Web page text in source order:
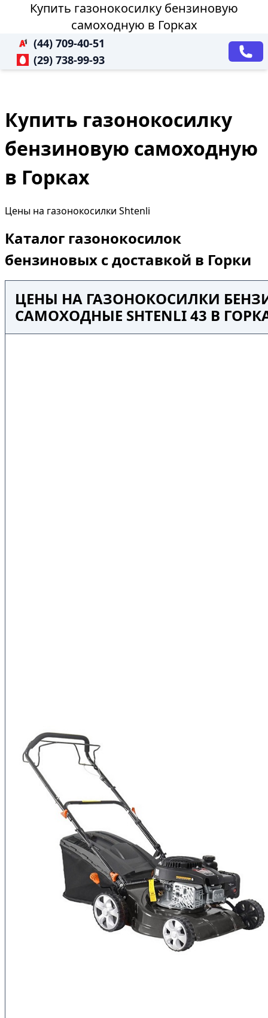
Купить газонокосилку бензиновую
самоходную в Горках
(44) 709-40-51
(29) 738-99-93
Купить газонокосилку
бензиновую самоходную
в Горках
Цены на газонокосилки Shtenli
Каталог газонокосилок
бензиновых с доставкой в Горки
ЦЕНЫ НА ГАЗОНОКОСИЛКИ
САМОХОДНЫЕ SHTENLI 43 В